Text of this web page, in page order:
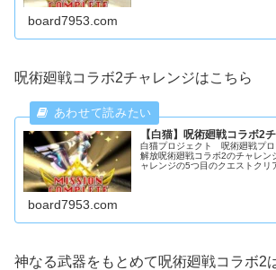
board7953.com
呪術廻戦コラボ2チャレンジはこちら
【白猫】呪術廻戦コラボ2
白猫プロジェクト 呪術廻戦プ
解放呪術廻戦コラボ2のチャレン
ャレンジの5つ目のクエストクリ
board7953.com
神なる武器をもとめて呪術廻戦コラボ2